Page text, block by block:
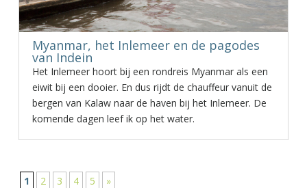
Myanmar, het Inlemeer en de pagodes
van Indein
Het Inlemeer hoort bij een rondreis Myanmar als een
eiwit bij een dooier. En dus rijdt de chauffeur vanuit de
bergen van Kalaw naar de haven bij het Inlemeer. De
komende dagen leef ik op het water.
1 2 3 4 5 »